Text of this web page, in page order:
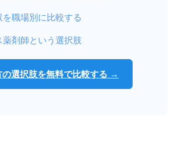
職場別に比較する
薬剤師という選択肢
の選択肢を無料で比較する →